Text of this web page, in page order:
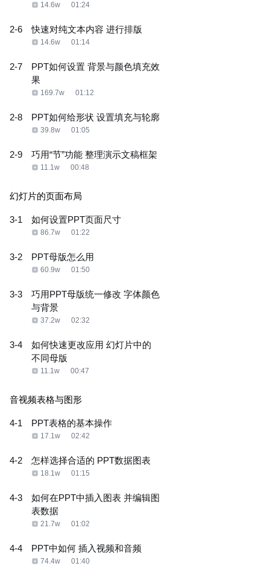
14.6w 01:24
2-6 快速对纯文本内容 进行排版
14.6w 01:14
2-7
PPT如何设置 背景与颜色填充效
果
169.7w 01:12
2-8 PPT如何给形状 设置填充与轮廓
39.8w 01:05
2-9 巧用“节”功能 整理演示文稿框架
11.1w 00:48
幻灯片的页面布局
3-1 如何设置PPT页面尺寸
86.7w 01:22
3-2 PPT母版怎么用
60.9w 01:50
3-3
巧用PPT母版统一修改 字体颜色
与背景
37.2w 02:32
3-4
如何快速更改应用 幻灯片中的
不同母版
11.1w 00:47
音视频表格与图形
4-1 PPT表格的基本操作
17.1w 02:42
4-2 怎样选择合适的 PPT数据图表
18.1w 01:15
4-3
如何在PPT中插入图表 并编辑图
表数据
21.7w 01:02
4-4 PPT中如何 插入视频和音频
74.4w 01:40